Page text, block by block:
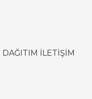
İLETİŞİM